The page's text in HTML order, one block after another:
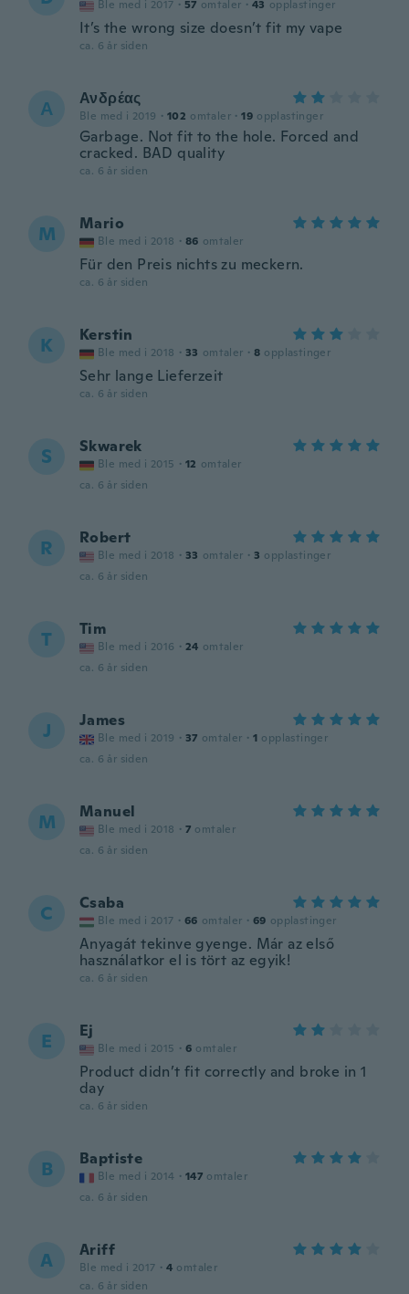
Ble med i 2017 · 57 omtaler · 43 opplastinger
It’s the wrong size doesn’t fit my vape
ca. 6 år siden
Α Ανδρέας
Ble med i 2019 · 102 omtaler · 19 opplastinger
Garbage. Not fit to the hole. Forced and
cracked. BAD quality
ca. 6 år siden
M Mario
Ble med i 2018 · 86 omtaler
Für den Preis nichts zu meckern.
ca. 6 år siden
K Kerstin
Ble med i 2018 · 33 omtaler · 8 opplastinger
Sehr lange Lieferzeit
ca. 6 år siden
S Skwarek
Ble med i 2015 · 12 omtaler
ca. 6 år siden
R Robert
Ble med i 2018 · 33 omtaler · 3 opplastinger
ca. 6 år siden
T Tim
Ble med i 2016 · 24 omtaler
ca. 6 år siden
J James
Ble med i 2019 · 37 omtaler · 1 opplastinger
ca. 6 år siden
M Manuel
Ble med i 2018 · 7 omtaler
ca. 6 år siden
C Csaba
Ble med i 2017 · 66 omtaler · 69 opplastinger
Anyagát tekinve gyenge. Már az első
használatkor el is tört az egyik!
ca. 6 år siden
E Ej
Ble med i 2015 · 6 omtaler
Product didn’t fit correctly and broke in 1
day
ca. 6 år siden
B Baptiste
Ble med i 2014 · 147 omtaler
ca. 6 år siden
A Ariff
Ble med i 2017 · 4 omtaler
ca. 6 år siden